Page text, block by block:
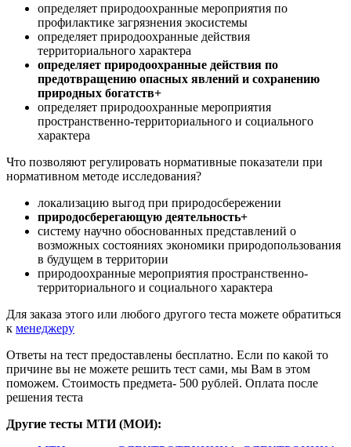
определяет природоохранные мероприятия по
профилактике загрязнения экосистемы
определяет природоохранные действия
территориального характера
определяет природоохранные действия по
предотвращению опасных явлений и сохранению
природных богатств+
определяет природоохранные мероприятия
пространственно-территориального и социального
характера
Что позволяют регулировать нормативные показатели при
нормативном методе исследования?
локализацию выгод при природосбережении
природосберегающую деятельность+
систему научно обоснованных представлений о
возможных состояниях экономики природопользования
в будущем в территории
природоохранные мероприятия пространственно-
территориального и социального характера
Для заказа этого или любого другого теста можете обратиться
к менеджеру
Ответы на тест предоставлены бесплатно. Если по какой то
причине вы не можете решить тест сами, мы Вам в этом
поможем. Стоимость предмета- 500 рублей. Оплата после
решения теста
Другие тесты МТИ (МОИ):